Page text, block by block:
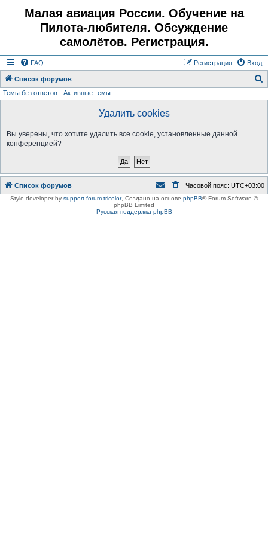
Малая авиация России. Обучение на
Пилота-любителя. Обсуждение
самолётов. Регистрация.
FAQ Вход
Регистрация
Список форумов
Темы без ответов Активные темы
Удалить cookies
Вы уверены, что хотите удалить все cookie, установленные данной
конференцией?
Список форумов Часовой пояс: UTC+03:00
Style developer by support forum tricolor, Создано на основе phpBB® Forum Software ©
phpBB Limited
Русская поддержка phpBB